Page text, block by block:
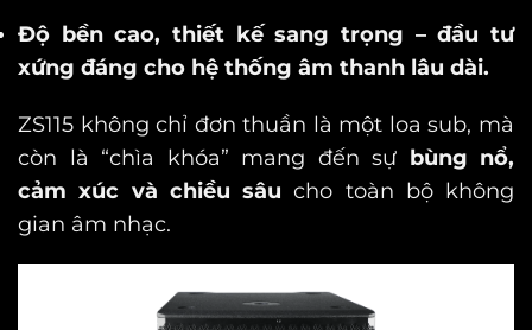
Độ bền cao, thiết kế sang trọng – đầu tư
xứng đáng cho hệ thống âm thanh lâu dài.
ZS115 không chỉ đơn thuần là một loa sub, mà
còn là “chìa khóa” mang đến sự bùng nổ,
cảm xúc và chiều sâu cho toàn bộ không
gian âm nhạc.